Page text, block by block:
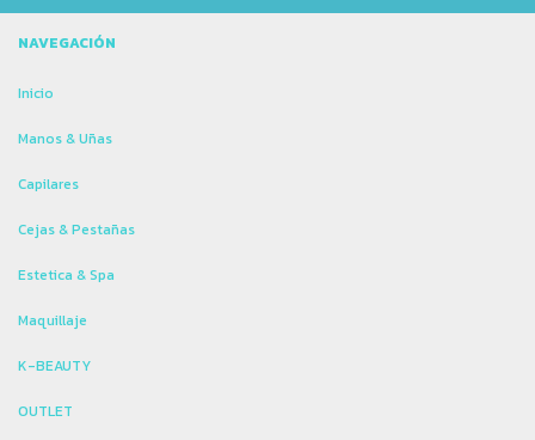
NAVEGACIÓN
Inicio
Manos & Uñas
Capilares
Cejas & Pestañas
Estetica & Spa
Maquillaje
K-BEAUTY
OUTLET